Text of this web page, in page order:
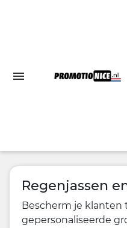
Regenjassen
Bescherm je
gepersonaliseerde